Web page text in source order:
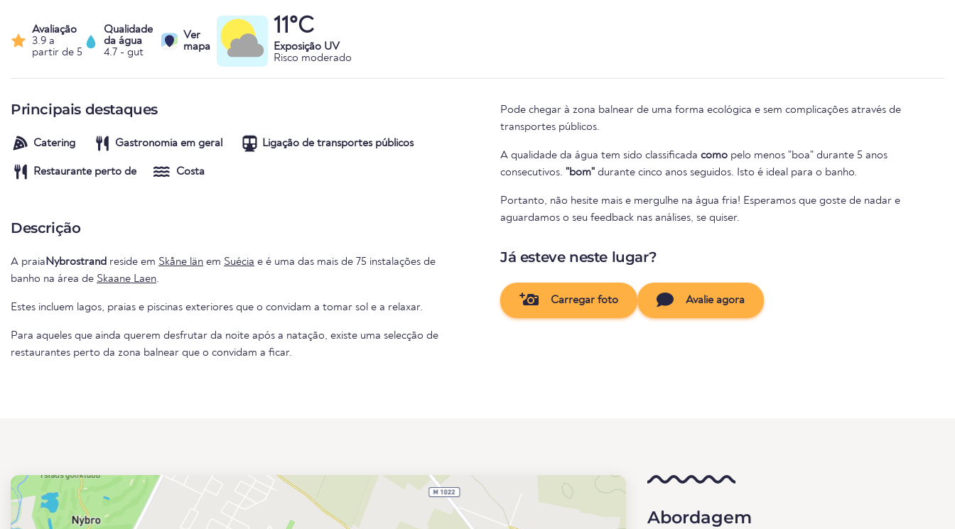
Avaliação
3.9 a
partir de 5
Qualidade
da água
4.7 - gut
Ver
mapa
11°C
Exposição UV
Risco moderado
Principais destaques
Catering Gastronomia em geral Ligação de transportes públicos
Restaurante perto de Costa
Descrição
A praia Nybrostrand reside em Skåne län em Suécia e é uma das mais de 75 instalações de
banho na área de Skaane Laen.
Estes incluem lagos, praias e piscinas exteriores que o convidam a tomar sol e a relaxar.
Para aqueles que ainda querem desfrutar da noite após a natação, existe uma selecção de
restaurantes perto da zona balnear que o convidam a ficar.
Pode chegar à zona balnear de uma forma ecológica e sem complicações através de
transportes públicos.
A qualidade da água tem sido classificada como pelo menos "boa" durante 5 anos
consecutivos. "bom" durante cinco anos seguidos. Isto é ideal para o banho.
Portanto, não hesite mais e mergulhe na água fria! Esperamos que goste de nadar e
aguardamos o seu feedback nas análises, se quiser.
Já esteve neste lugar?
Carregar foto Avalie agora
Abordagem